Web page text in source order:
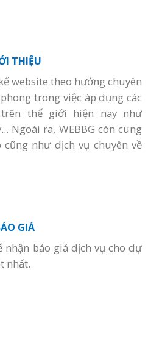
THIỆU
website theo hướng chuyên
trong việc áp dụng các
thế giới hiện nay như
Ngoài ra, WEBBG còn cung
như dịch vụ chuyên về
GIÁ
nhận báo giá dịch vụ cho dự
nhất.